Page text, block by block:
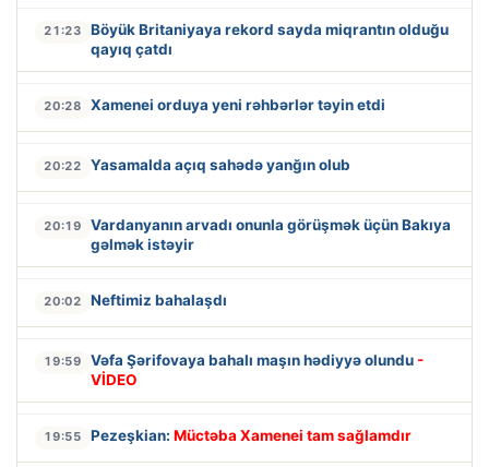
21:23
Böyük Britaniyaya rekord sayda miqrantın olduğu
qayıq çatdı
20:28 Xamenei orduya yeni rəhbərlər təyin etdi
20:22 Yasamalda açıq sahədə yanğın olub
20:19
Vardanyanın arvadı onunla görüşmək üçün Bakıya
gəlmək istəyir
20:02 Neftimiz bahalaşdı
19:59 Vəfa Şərifovaya bahalı maşın hədiyyə olundu -
VİDEO
19:55 Pezeşkian: Müctəba Xamenei tam sağlamdır